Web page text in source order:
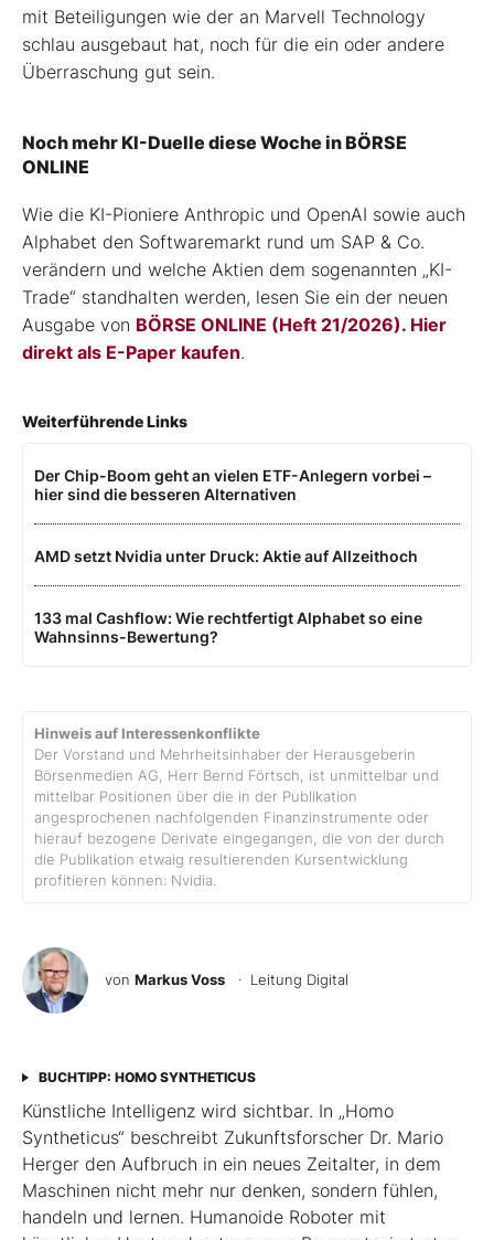
mit Beteiligungen wie der an Marvell Technology
schlau ausgebaut hat, noch für die ein oder andere
Überraschung gut sein.
Noch mehr KI-Duelle diese Woche in BÖRSE
ONLINE
Wie die KI-Pioniere Anthropic und OpenAI sowie auch
Alphabet den Softwaremarkt rund um SAP & Co.
verändern und welche Aktien dem sogenannten „KI-
Trade“ standhalten werden, lesen Sie ein der neuen
Ausgabe von BÖRSE ONLINE (Heft 21/2026). Hier
direkt als E-Paper kaufen.
Weiterführende Links
Der Chip-Boom geht an vielen ETF-Anlegern vorbei –
hier sind die besseren Alternativen
AMD setzt Nvidia unter Druck: Aktie auf Allzeithoch
133 mal Cashflow: Wie rechtfertigt Alphabet so eine
Wahnsinns-Bewertung?
Hinweis auf Interessenkonflikte
Der Vorstand und Mehrheitsinhaber der Herausgeberin
Börsenmedien AG, Herr Bernd Förtsch, ist unmittelbar und
mittelbar Positionen über die in der Publikation
angesprochenen nachfolgenden Finanzinstrumente oder
hierauf bezogene Derivate eingegangen, die von der durch
die Publikation etwaig resultierenden Kursentwicklung
profitieren können: Nvidia.
von Markus Voss · Leitung Digital
BUCHTIPP: HOMO SYNTHETICUS
Künstliche Intelligenz wird sichtbar. In „Homo
Syntheticus“ beschreibt Zukunftsforscher Dr. Mario
Herger den Aufbruch in ein neues Zeitalter, in dem
Maschinen nicht mehr nur denken, sondern fühlen,
handeln und lernen. Humanoide Roboter mit